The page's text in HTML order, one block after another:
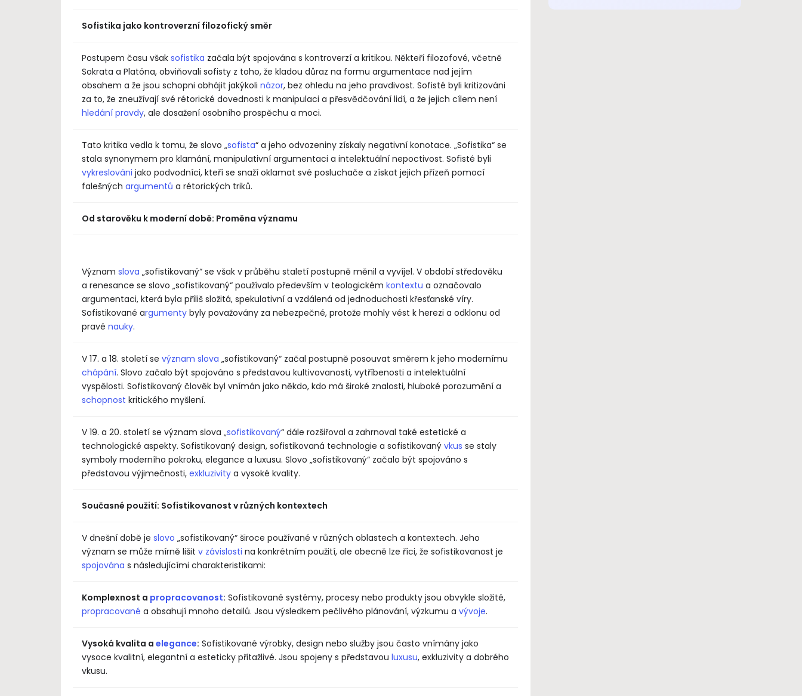
Sofistika jako kontroverzní filozofický směr
Postupem času však sofistika začala být spojována s kontroverzí a kritikou. Někteří filozofové, včetně
Sokrata a Platóna, obviňovali sofisty z toho, že kladou důraz na formu argumentace nad jejím
obsahem a že jsou schopni obhájit jakýkoli názor, bez ohledu na jeho pravdivost. Sofisté byli kritizováni
za to, že zneužívají své rétorické dovednosti k manipulaci a přesvědčování lidí, a že jejich cílem není
hledání pravdy, ale dosažení osobního prospěchu a moci.
Tato kritika vedla k tomu, že slovo „sofista“ a jeho odvozeniny získaly negativní konotace. „Sofistika“ se
stala synonymem pro klamání, manipulativní argumentaci a intelektuální nepoctivost. Sofisté byli
vykreslováni jako podvodníci, kteří se snaží oklamat své posluchače a získat jejich přízeň pomocí
falešných argumentů a rétorických triků.
Od starověku k moderní době: Proměna významu
Význam slova „sofistikovaný“ se však v průběhu staletí postupně měnil a vyvíjel. V období středověku
a renesance se slovo „sofistikovaný“ používalo především v teologickém kontextu a označovalo
argumentaci, která byla příliš složitá, spekulativní a vzdálená od jednoduchosti křesťanské víry.
Sofistikované argumenty byly považovány za nebezpečné, protože mohly vést k herezi a odklonu od
pravé nauky.
V 17. a 18. století se význam slova „sofistikovaný“ začal postupně posouvat směrem k jeho modernímu
chápání. Slovo začalo být spojováno s představou kultivovanosti, vytříbenosti a intelektuální
vyspělosti. Sofistikovaný člověk byl vnímán jako někdo, kdo má široké znalosti, hluboké porozumění a
schopnost kritického myšlení.
V 19. a 20. století se význam slova „sofistikovaný“ dále rozšiřoval a zahrnoval také estetické a
technologické aspekty. Sofistikovaný design, sofistikovaná technologie a sofistikovaný vkus se staly
symboly moderního pokroku, elegance a luxusu. Slovo „sofistikovaný“ začalo být spojováno s
představou výjimečnosti, exkluzivity a vysoké kvality.
Současné použití: Sofistikovanost v různých kontextech
V dnešní době je slovo „sofistikovaný“ široce používané v různých oblastech a kontextech. Jeho
význam se může mírně lišit v závislosti na konkrétním použití, ale obecně lze říci, že sofistikovanost je
spojována s následujícími charakteristikami:
Komplexnost a propracovanost: Sofistikované systémy, procesy nebo produkty jsou obvykle složité,
propracované a obsahují mnoho detailů. Jsou výsledkem pečlivého plánování, výzkumu a vývoje.
Vysoká kvalita a elegance: Sofistikované výrobky, design nebo služby jsou často vnímány jako
vysoce kvalitní, elegantní a esteticky přitažlivé. Jsou spojeny s představou luxusu, exkluzivity a dobrého
vkusu.